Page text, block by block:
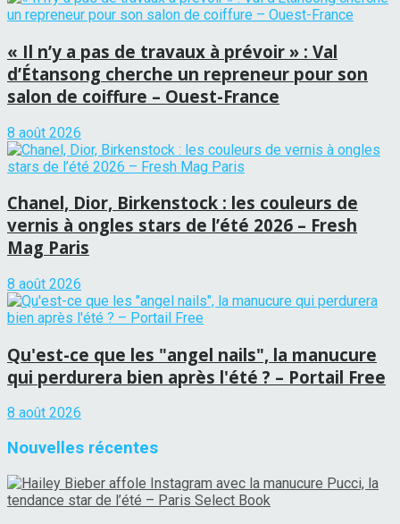
« Il n’y a pas de travaux à prévoir » : Val
d’Étansong cherche un repreneur pour son
salon de coiffure – Ouest-France
8 août 2026
Chanel, Dior, Birkenstock : les couleurs de
vernis à ongles stars de l’été 2026 – Fresh
Mag Paris
8 août 2026
Qu'est-ce que les "angel nails", la manucure
qui perdurera bien après l'été ? – Portail Free
8 août 2026
Nouvelles récentes